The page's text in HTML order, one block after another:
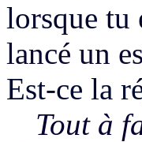
lorsque tu
lancé un
Est-ce la
Tout à